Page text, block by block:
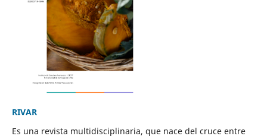
RIVAR
Es una revista multidisciplinaria, que nace del cruce entre